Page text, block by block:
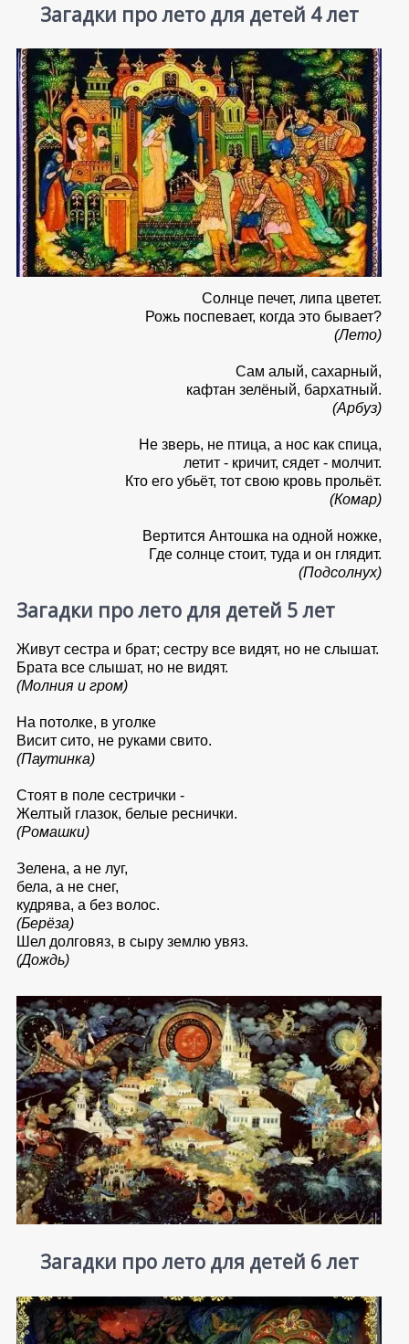
Загадки про лето для детей 4 лет
Солнце печет, липа цветет.
Рожь поспевает, когда это бывает?
(Лето)
Сам алый, сахарный,
кафтан зелёный, бархатный.
(Арбуз)
Не зверь, не птица, а нос как спица,
летит - кричит, сядет - молчит.
Кто его убьёт, тот свою кровь прольёт.
(Комар)
Вертится Антошка на одной ножке,
Где солнце стоит, туда и он глядит.
(Подсолнух)
Загадки про лето для детей 5 лет
Живут сестра и брат; сестру все видят, но не слышат.
Брата все слышат, но не видят.
(Молния и гром)
На потолке, в уголке
Висит сито, не руками свито.
(Паутинка)
Стоят в поле сестрички -
Желтый глазок, белые реснички.
(Ромашки)
Зелена, а не луг,
бела, а не снег,
кудрява, а без волос.
(Берёза)
Шел долговяз, в сыру землю увяз.
(Дождь)
Загадки про лето для детей 6 лет